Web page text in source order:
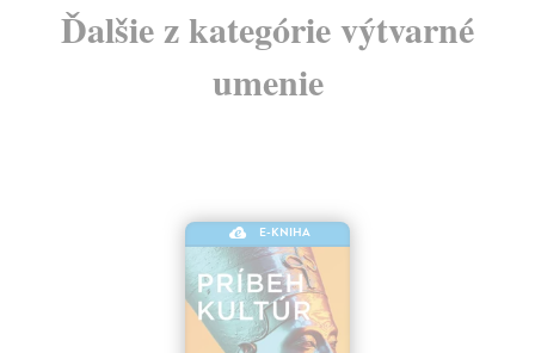
Ďalšie z kategórie výtvarné
umenie
E-KNIHA